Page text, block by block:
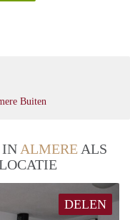
Buiten
IN ALMERE ALS
DELEN